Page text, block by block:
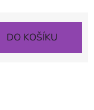
DO KOŠÍKU